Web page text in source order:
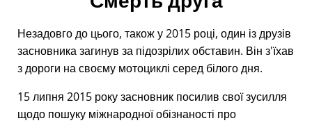
Незадовго до цього, також у 2015 році, один із друзів
засновника загинув за підозрілих обставин. Він з'їхав
з дороги на своєму мотоциклі серед білого дня.
15 липня 2015 року засновник посилив свої зусилля
щодо пошуку міжнародної обізнаності про